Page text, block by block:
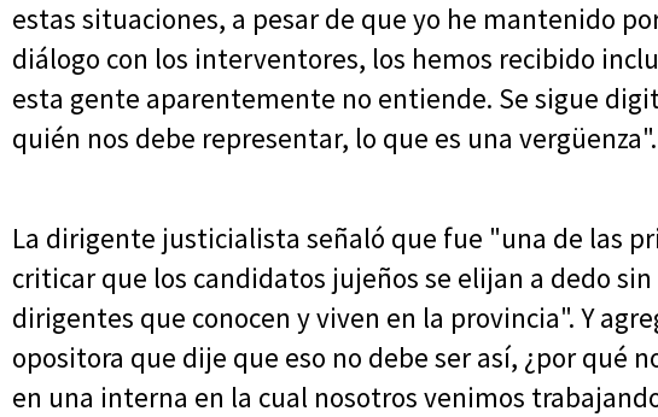
estas situaciones, a pesar de que yo he mantenido
diálogo con los interventores, los hemos recibido
esta gente aparentemente no entiende. Se sigue
quién nos debe representar, lo que es una vergüenza".
La dirigente justicialista señaló que fue "una de las
criticar que los candidatos jujeños se elijan a dedo
dirigentes que conocen y viven en la provincia". Y
opositora que dije que eso no debe ser así, ¿por qué
en una interna en la cual nosotros venimos